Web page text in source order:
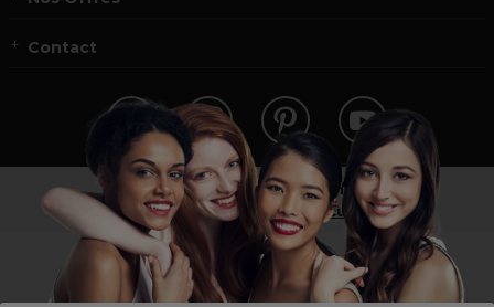
Contact
Vous n’êtes pas un professionnel ?
Visitez notre site pour les particuliers!